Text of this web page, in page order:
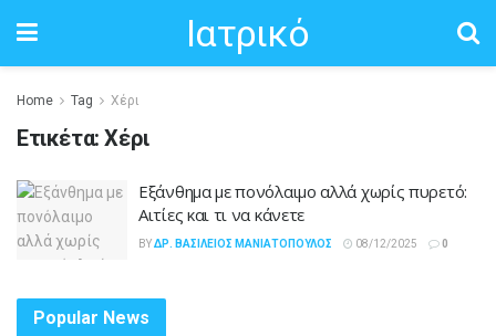
Ιατρικό
Home Tag Χέρι
Ετικέτα:Χέρι
Εξάνθημα με πονόλαιμο αλλά χωρίς πυρετό:
Αιτίες και τι να κάνετε
BYΔΡ. ΒΑΣΊΛΕΙΟΣ ΜΑΝΙΑΤΌΠΟΥΛΟΣ 08/12/2025 0
Popular News